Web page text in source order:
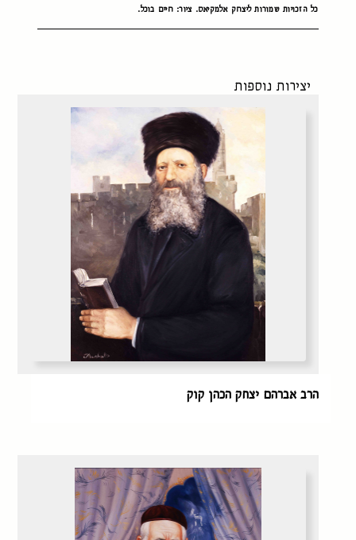
כל הזכויות שמורות ליצחק אלמקיאס. ציור: חיים בוכל.
יצירות נוספות
הרב אברהם יצחק הכהן קוק